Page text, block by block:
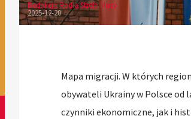
Redakcja Radia Strefa Muzy
2025-12-20
Mapa migracji. W których
obywateli Ukrainy w Polsce od
czynniki ekonomiczne, jak i